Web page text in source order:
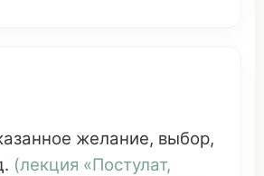
желание, выбор,
(лекция «Постулат,